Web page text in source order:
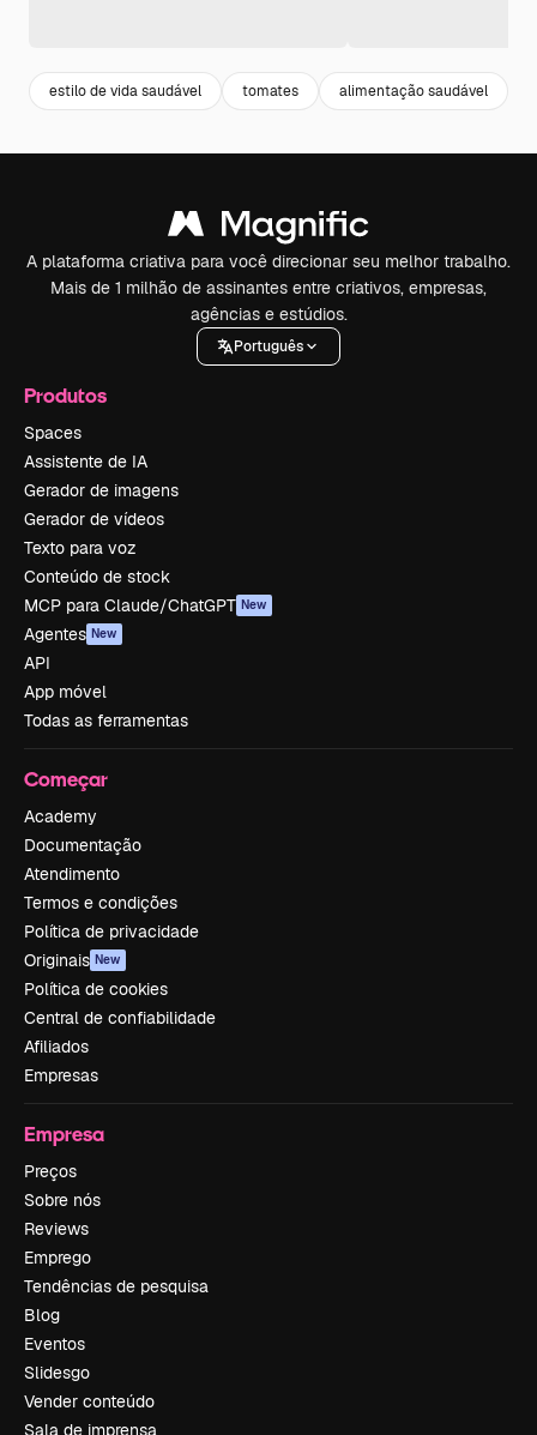
estilo de vida saudável tomates alimentação saudável
A plataforma criativa para você direcionar seu melhor trabalho.
Mais de 1 milhão de assinantes entre criativos, empresas,
agências e estúdios.
Português
Produtos
Spaces
Assistente de IA
Gerador de imagens
Gerador de vídeos
Texto para voz
Conteúdo de stock
MCP para Claude/ChatGPT New
Agentes New
API
App móvel
Todas as ferramentas
Começar
Academy
Documentação
Atendimento
Termos e condições
Política de privacidade
Originais New
Política de cookies
Central de confiabilidade
Afiliados
Empresas
Empresa
Preços
Sobre nós
Reviews
Emprego
Tendências de pesquisa
Blog
Eventos
Slidesgo
Vender conteúdo
Sala de imprensa